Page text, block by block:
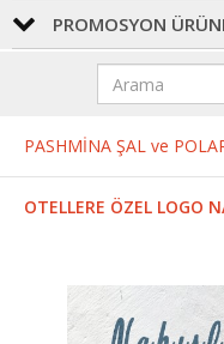
PROMOSYON
PASHMİNA ŞAL ve
OTELLERE ÖZEL LOGO